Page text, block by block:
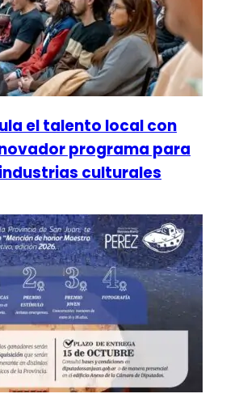
el talento local con
programa para
culturales